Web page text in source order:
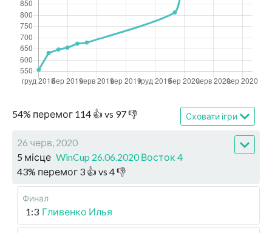
54% перемог 114 👍 vs 97👎 Сховати ігри
26 черв, 2020
5 місце WinCup 26.06.2020 Восток 4
43% перемог 3 👍 vs 4👎
Финал
1:3 Гливенко Илья